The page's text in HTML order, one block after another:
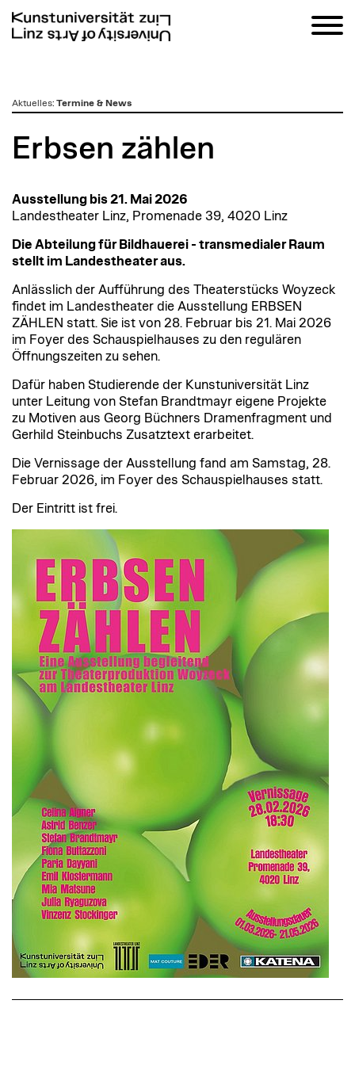
zumAktuelles: Termine & News
Erbsen zählen
Ausstellung bis 21. Mai 2026
Landestheater Linz, Promenade 39, 4020 Linz
Die Abteilung für Bildhauerei - transmedialer Raum
stellt im Landestheater aus.
Anlässlich der Aufführung des Theaterstücks Woyzeck
findet im Landestheater die Ausstellung ERBSEN
ZÄHLEN statt. Sie ist von 28. Februar bis 21. Mai 2026
im Foyer des Schauspielhauses zu den regulären
Öffnungszeiten zu sehen.
Dafür haben Studierende der Kunstuniversität Linz
unter Leitung von Stefan Brandtmayr eigene Projekte
zu Motiven aus Georg Büchners Dramenfragment und
Gerhild Steinbuchs Zusatztext erarbeitet.
Die Vernissage der Ausstellung fand am Samstag, 28.
Februar 2026, im Foyer des Schauspielhauses statt.
Der Eintritt ist frei.